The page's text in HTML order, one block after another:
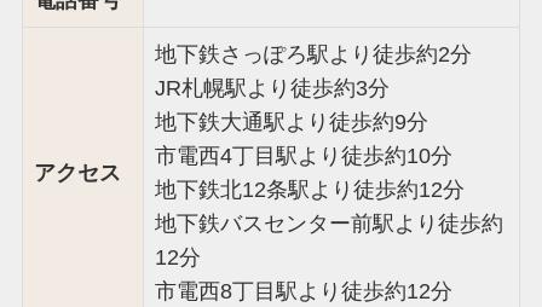
アクセス
地下鉄さっぽろ駅より徒歩約2分
JR札幌駅より徒歩約3分
地下鉄大通駅より徒歩約9分
市電西4丁目駅より徒歩約10分
地下鉄北12条駅より徒歩約12分
地下鉄バスセンター前駅より徒歩約
12分
市電西8丁目駅より徒歩約12分